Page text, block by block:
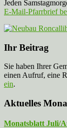
Jeden
E-Mail-Pfarrbrief
Ihr Beitrag
Sie haben Ihrer
einen Aufruf, eine
ein.
Aktuelles
Monatsblatt Juli/